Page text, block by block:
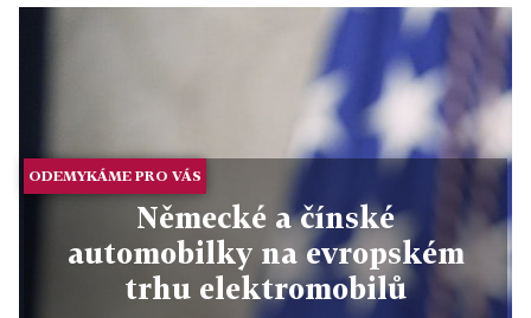
ODEMYKÁME PRO VÁS
Německé a čínské
automobilky na evropském
trhu elektromobilů